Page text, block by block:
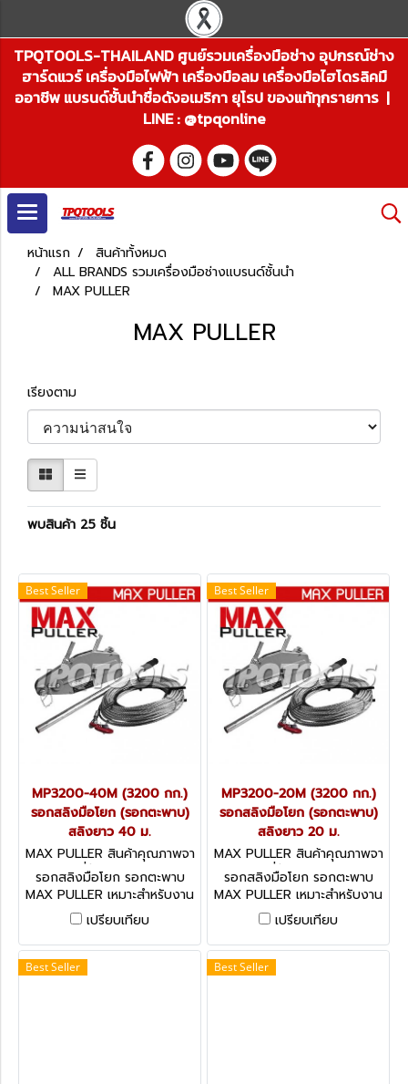
TPQTOOLS-THAILAND ศูนย์รวมเครื่องมือช่าง อุปกรณ์ช่าง
ฮาร์ดแวร์ เครื่องมือไฟฟ้า เครื่องมือลม เครื่องมือไฮโดรลิคมื
ออาชีพ แบรนด์ชั้นนำชื่อดังอเมริกา ยุโรป ของแท้ทุกรายการ |
LINE : @tpqonline
หน้าแรก
สินค้าทั้งหมด
ALL BRANDS รวมเครื่องมือช่างแบรนด์ชั้นนำ
MAX PULLER
MAX PULLER
เรียงตาม
พบสินค้า 25 ชิ้น
Best Seller
MP3200-40M (3200 กก.)
รอกสลิงมือโยก (รอกตะพาบ)
สลิงยาว 40 ม.
MAX PULLER สินค้าคุณภาพจา
กประเทศญี่ปุ่น MP3200-40M
รอกสลิงมือโยก รอกตะพาบ
MAX PULLER เหมาะสำหรับงาน
ด้านก่อสร้าง, งาน
สาธารณูปโภค, งานเหมือง, งาน
อู่เรือ, งานวางท่อ, งานด้าน
การเกษตร, งานบริการกู้ภัย,
งานโรงงาน, งานติดตั้งบันได
เปรียบเทียบ
Best Seller
MP3200-20M (3200 กก.)
รอกสลิงมือโยก (รอกตะพาบ)
สลิงยาว 20 ม.
MAX PULLER สินค้าคุณภาพจา
กประเทศญี่ปุ่น MP3200-20M
รอกสลิงมือโยก รอกตะพาบ
MAX PULLER เหมาะสำหรับงาน
ด้านก่อสร้าง, งาน
สาธารณูปโภค, งานเหมือง, งาน
อู่เรือ, งานวางท่อ, งานด้าน
การเกษตร, งานบริการกู้ภัย,
งานโรงงาน, งานติดตั้งบันได
เปรียบเทียบ
Best Seller Best Seller